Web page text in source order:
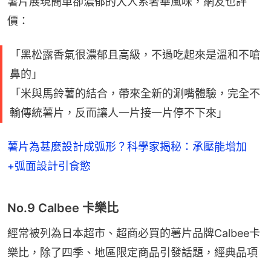
價：
「黑松露香氣很濃郁且高級，不過吃起來是溫和不嗆
鼻的」
「米與馬鈴薯的結合，帶來全新的涮嘴體驗，完全不
輸傳統薯片，反而讓人一片接一片停不下來」
薯片為甚麼設計成弧形？科學家揭秘：承壓能增加
+弧面設計引食慾
No.9 Calbee 卡樂比
經常被列為日本超市、超商必買的薯片品牌Calbee卡
樂比，除了四季、地區限定商品引發話題，經典品項